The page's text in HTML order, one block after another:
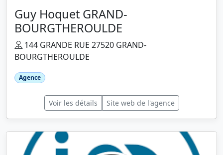
Guy Hoquet GRAND-
BOURGTHEROULDE
144 GRANDE RUE 27520 GRAND-
BOURGTHEROULDE
Agence
Voir les détails Site web de l'agence